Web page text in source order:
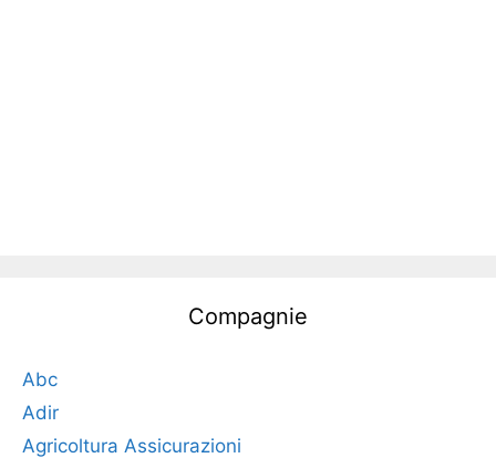
Compagnie
Abc
Adir
Agricoltura Assicurazioni